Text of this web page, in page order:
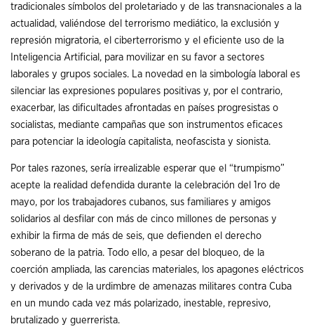
tradicionales símbolos del proletariado y de las transnacionales a la
actualidad, valiéndose del terrorismo mediático, la exclusión y
represión migratoria, el ciberterrorismo y el eficiente uso de la
Inteligencia Artificial, para movilizar en su favor a sectores
laborales y grupos sociales. La novedad en la simbología laboral es
silenciar las expresiones populares positivas y, por el contrario,
exacerbar, las dificultades afrontadas en países progresistas o
socialistas, mediante campañas que son instrumentos eficaces
para potenciar la ideología capitalista, neofascista y sionista.
Por tales razones, sería irrealizable esperar que el “trumpismo”
acepte la realidad defendida durante la celebración del 1ro de
mayo, por los trabajadores cubanos, sus familiares y amigos
solidarios al desfilar con más de cinco millones de personas y
exhibir la firma de más de seis, que defienden el derecho
soberano de la patria. Todo ello, a pesar del bloqueo, de la
coerción ampliada, las carencias materiales, los apagones eléctricos
y derivados y de la urdimbre de amenazas militares contra Cuba
en un mundo cada vez más polarizado, inestable, represivo,
brutalizado y guerrerista.